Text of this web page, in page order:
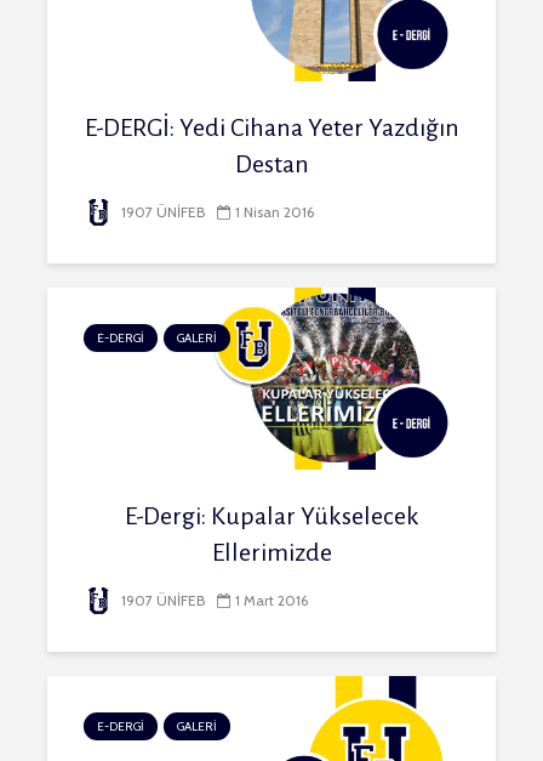
E-DERGİ: Yedi Cihana Yeter Yazdığın
Destan
1907 ÜNİFEB 1 Nisan 2016
E-DERGİ GALERİ
E-Dergi: Kupalar Yükselecek
Ellerimizde
1907 ÜNİFEB 1 Mart 2016
E-DERGİ GALERİ